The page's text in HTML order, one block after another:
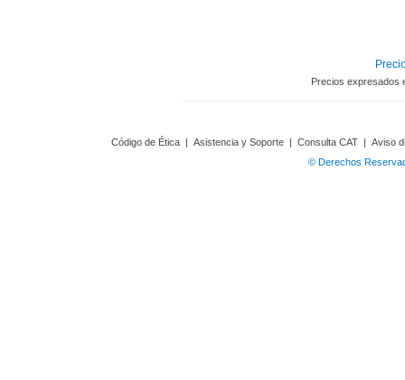
Precios expresados
Código de Ética | Asistencia y Soporte | Consulta CAT | Aviso
© Derechos